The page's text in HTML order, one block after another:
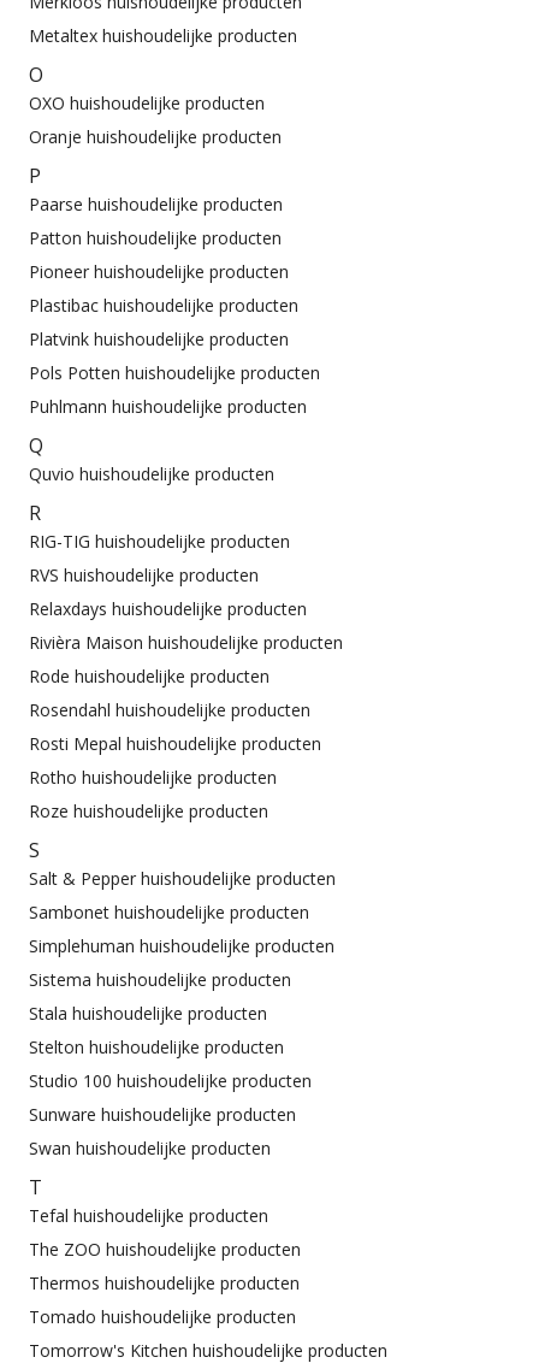
Metaltex huishoudelijke producten
O
OXO huishoudelijke producten
Oranje huishoudelijke producten
P
Paarse huishoudelijke producten
Patton huishoudelijke producten
Pioneer huishoudelijke producten
Plastibac huishoudelijke producten
Platvink huishoudelijke producten
Pols Potten huishoudelijke producten
Puhlmann huishoudelijke producten
Q
Quvio huishoudelijke producten
R
RIG-TIG huishoudelijke producten
RVS huishoudelijke producten
Relaxdays huishoudelijke producten
Rivièra Maison huishoudelijke producten
Rode huishoudelijke producten
Rosendahl huishoudelijke producten
Rosti Mepal huishoudelijke producten
Rotho huishoudelijke producten
Roze huishoudelijke producten
S
Salt & Pepper huishoudelijke producten
Sambonet huishoudelijke producten
Simplehuman huishoudelijke producten
Sistema huishoudelijke producten
Stala huishoudelijke producten
Stelton huishoudelijke producten
Studio 100 huishoudelijke producten
Sunware huishoudelijke producten
Swan huishoudelijke producten
T
Tefal huishoudelijke producten
The ZOO huishoudelijke producten
Thermos huishoudelijke producten
Tomado huishoudelijke producten
Tomorrow's Kitchen huishoudelijke producten